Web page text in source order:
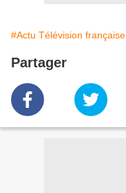
#Actu Télévision française
Partager